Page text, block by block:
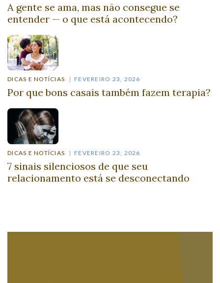
A gente se ama, mas não consegue se
entender — o que está acontecendo?
DICAS E NOTÍCIAS FEVEREIRO 23, 2026
Por que bons casais também fazem terapia?
DICAS E NOTÍCIAS FEVEREIRO 23, 2026
7 sinais silenciosos de que seu
relacionamento está se desconectando